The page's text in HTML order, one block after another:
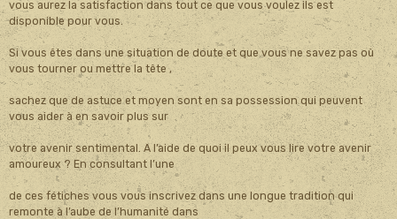
vous aurez la satisfaction dans tout ce que vous voulez ils est
disponible pour vous.
Si vous êtes dans une situation de doute et que vous ne savez pas où
vous tourner ou mettre la tête ,
sachez que de astuce et moyen sont en sa possession qui peuvent
vous aider à en savoir plus sur
votre avenir sentimental. A l’aide de quoi il peux vous lire votre avenir
amoureux ? En consultant l’une
de ces fétiches vous vous inscrivez dans une longue tradition qui
remonte à l’aube de l’humanité dans